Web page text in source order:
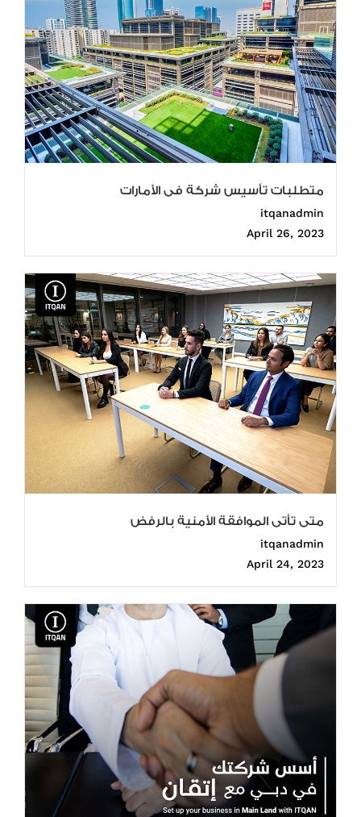
متطلبات تأسيس شركة فى الأمارات
itqanadmin
April 26, 2023
متى تأتى الموافقة الأمنية بالرفض
itqanadmin
April 24, 2023